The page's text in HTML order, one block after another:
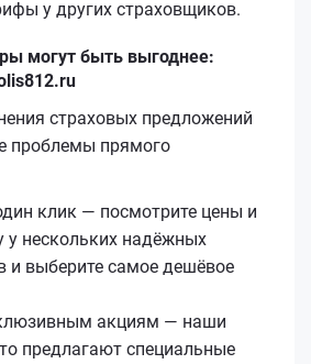
у других страховщиков.
могут быть выгоднее:
страховых предложений
проблемы прямого
клик — посмотрите цены и
у нескольких надёжных
и выберите самое дешёвое
акциям — наши
предлагают специальные